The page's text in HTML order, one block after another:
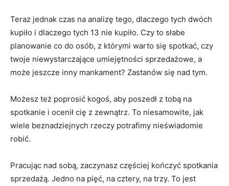
Teraz jednak czas na analizę tego, dlaczego tych dwóch
kupiło i dlaczego tych 13 nie kupiło. Czy to słabe
planowanie co do osób, z którymi warto się spotkać, czy
twoje niewystarczające umiejętności sprzedażowe, a
może jeszcze inny mankament? Zastanów się nad tym.
Możesz też poprosić kogoś, aby poszedł z tobą na
spotkanie i ocenił cię z zewnątrz. To niesamowite, jak
wiele beznadziejnych rzeczy potrafimy nieświadomie
robić.
Pracując nad sobą, zaczynasz częściej kończyć spotkania
sprzedażą. Jedno na pięć, na cztery, na trzy. To jest
prywatności
Zapisz